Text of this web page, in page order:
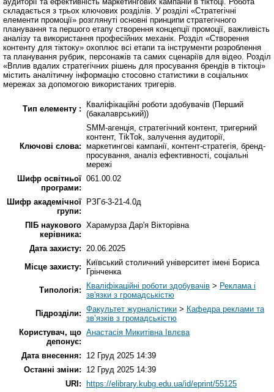
складається з трьох ключових розділів. У розділі «Стратегічні
елементи промоції» розглянуті основні принципи стратегічного
планування та першого етапу створення концепції промоції, важливість
аналізу та використання професійних механік. Розділ «Створення
контенту для тіктоку» охоплює всі етапи та інструменти розроблення
та планування рубрик, персонажів та самих сценаріїв для відео. Розділ
«Вплив вдалих стратегічних рішень для просування брендів в тіктоці»
містить аналітичну інформацію стосовно статистики в соціальних
мережах за допомогою використаних тригерів.
Тип елементу :
Кваліфікаційні роботи здобувачів (Перший
(бакалаврський))
Ключові слова:
SMM-агенція, стратегічний контент, тригерний
контент, TikTok, залучення аудиторії,
маркетингові кампанії, контент-стратегія, бренд-
просування, аналіз ефективності, соціальні
мережі
Шифр освітньої
програми:
061.00.02
Шифр академічної
групи:
РЗГб-3-21-4.0д
ПІБ наукового
керівника:
Харамурза Дар'я Вікторівна
Дата захисту: 20.06.2025
Місце захисту:
Київський столичний університет імені Бориса
Грінченка
Типологія:
Кваліфікаційні роботи здобувачів > Реклама і
зв'язки з громадськістю
Підрозділи: Факультет журналістики > Кафедра реклами та
зв’язків з громадськістю
Користувач, що
депонує:
Анастасія Микитівна Івлєва
Дата внесення:
12 Груд 2025 14:39
Останні зміни:
12 Груд 2025 14:39
URI:
https://elibrary.kubg.edu.ua/id/eprint/55125